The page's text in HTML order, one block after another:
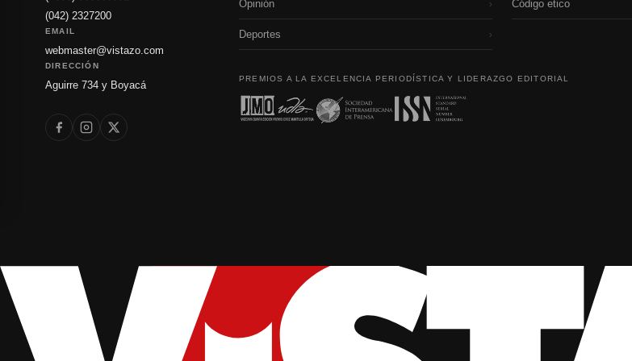
(042) 2327200
EMAIL
webmaster@vistazo.com
DIRECCIÓN
Aguirre 734 y Boyacá
Opinión ›
Deportes ›
Código etico
PREMIOS A LA EXCELENCIA PERIODÍSTICA Y LIDERAZGO EDITORIAL